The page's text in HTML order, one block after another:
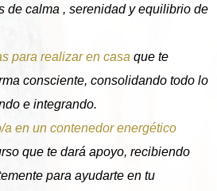
de calma , serenidad y equilibrio de
para realizar en casa que te
consciente, consolidando todo lo
e integrando.
a en un contenedor energético
que te dará apoyo, recibiendo
para ayudarte en tu